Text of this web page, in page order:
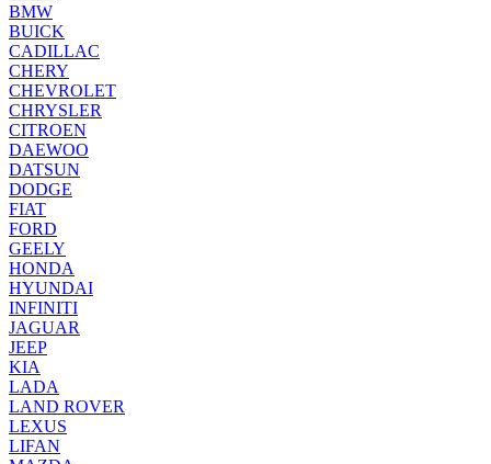
BMW
BUICK
CADILLAC
CHERY
CHEVROLET
CHRYSLER
CITROEN
DAEWOO
DATSUN
DODGE
FIAT
FORD
GEELY
HONDA
HYUNDAI
INFINITI
JAGUAR
JEEP
KIA
LADA
LAND ROVER
LEXUS
LIFAN